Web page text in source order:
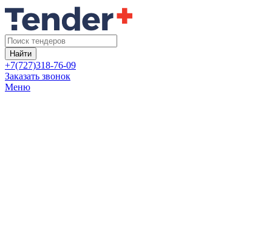
Найти
+7(727)318-76-09
Заказать звонок
Меню